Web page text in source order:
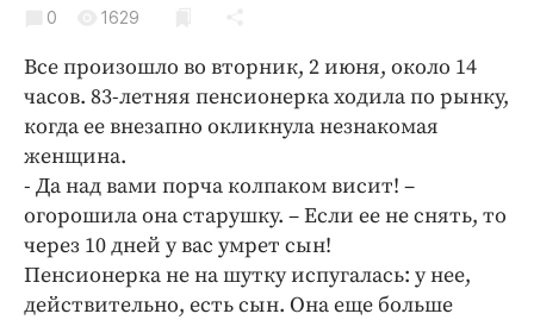
Культура
Образование
Общество
Погода
Праздники
Происшествия
Спорт
Экономика и бизнес
0 1629
Все произошло во вторник, 2 июня, около 14
часов. 83-летняя пенсионерка ходила по рынку,
когда ее внезапно окликнула незнакомая
женщина.
- Да над вами порча колпаком висит! –
огорошила она старушку. – Если ее не снять, то
через 10 дней у вас умрет сын!
Пенсионерка не на шутку испугалась: у нее,
действительно, есть сын. Она еще больше